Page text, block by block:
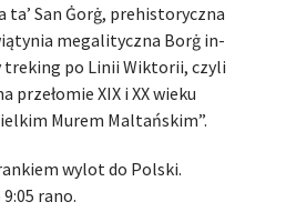
ta’ San Ġorġ, prehistoryczna
megalityczna Borġ in-
po Linii Wiktorii, czyli
przełomie XIX i XX wieku
Murem Maltańskim”.
wylot do Polski.
rano.